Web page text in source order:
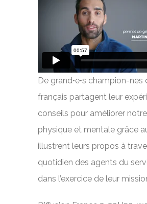
De grand•e•s champion-nes
français partagent leur
conseils pour améliorer
physique et mentale grâce
illustrent leurs propos à
quotidien des agents du
dans l’exercice de leur